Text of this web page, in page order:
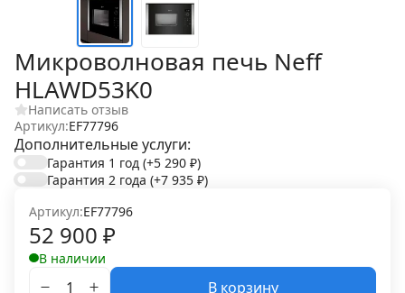
Микроволновая печь Neff
HLAWD53K0
Написать отзыв
Артикул:EF77796
Дополнительные услуги:
Гарантия 1 год (+5 290 ₽)
Гарантия 2 года (+7 935 ₽)
Артикул:EF77796
52 900 ₽
В наличии
В корзину